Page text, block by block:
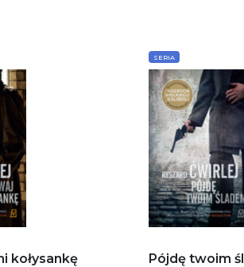
kołysankę
SERIA
Pójdę twoim